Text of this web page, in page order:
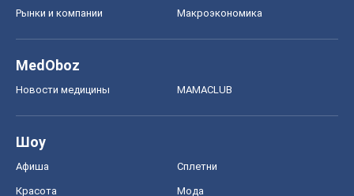
Рынки и компании Mакроэкономика
MedOboz
Новости медицины MAMACLUB
Шоу
Афиша Сплетни
Красота Мода